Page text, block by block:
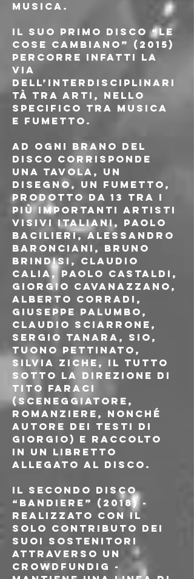
musica.
Il suo primo disco “Le
cose cambiano” (2015)
percorre infatti la
via
dell’interdisciplinari
tà tra arti, nello
specifico tra musica
e fumetto.
Ad ogni brano del
disco corrisponde
una tavola, un
disegno, un fumetto,
prodotto da 13 tra i
più importanti artisti
visivi italiani, Paolo
Bacilieri, Alessandro
Baronciani, Bruno
Brindisi, Claudio
Calia, Paolo Castaldi,
Giorgio Cavanazzano,
Alberto Corradi,
Giuseppe Palumbo,
Claudio Sciarrone,
Sergio Tanara, Sio,
Tuono Pettinato,
Silvia Ziche, il tutto
sotto la direzione di
Tito Faraci
(sceneggiatore,
romanziere, nonché
autore dei testi di
Giorgio) e raccolto
in un libretto
allegato al disco.
Il secondo disco
“Bandiere” (2018) -
realizzato con il
solo contributo dei
suoi sostenitori
attraverso un
crowdfundig -